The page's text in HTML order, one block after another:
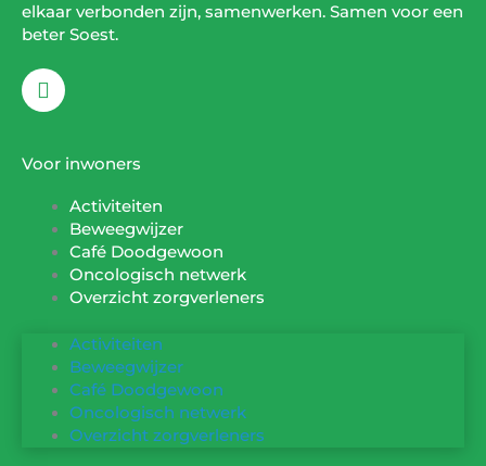
elkaar verbonden zijn, samenwerken. Samen voor een
beter Soest.
F
a
b
o
k
Voor inwoners
Activiteiten
Beweegwijzer
Café Doodgewoon
Oncologisch netwerk
Overzicht zorgverleners
Activiteiten
Beweegwijzer
Café Doodgewoon
Oncologisch netwerk
Overzicht zorgverleners